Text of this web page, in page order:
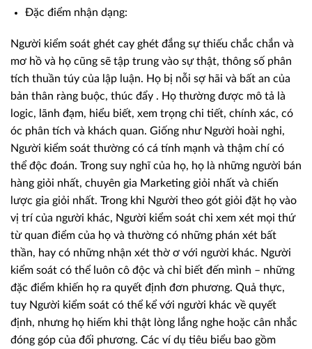
Đặc điểm nhận dạng:
Người kiểm soát ghét cay ghét đắng sự thiếu chắc chắn và
mơ hồ và họ cũng sẽ tập trung vào sự thật, thông số phân
tích thuần túy của lập luận. Họ bị nỗi sợ hãi và bất an của
bản thân ràng buộc, thúc đẩy . Họ thường được mô tả là
logic, lãnh đạm, hiểu biết, xem trọng chi tiết, chính xác, có
óc phân tích và khách quan. Giống như Người hoài nghi,
Người kiểm soát thường có cá tính mạnh và thậm chí có
thể độc đoán. Trong suy nghĩ của họ, họ là những người bán
hàng giỏi nhất, chuyên gia Marketing giỏi nhất và chiến
lược gia giỏi nhất. Trong khi Người theo gót giỏi đặt họ vào
vị trí của người khác, Người kiểm soát chi xem xét mọi thứ
từ quan điểm của họ và thường có những phán xét bất
thần, hay có những nhận xét thờ ơ với người khác. Người
kiểm soát có thể luôn cô độc và chỉ biết đến mình – những
đặc điểm khiến họ ra quyết định đơn phương. Quả thực,
tuy Người kiểm soát có thể kể với người khác về quyết
định, nhưng họ hiếm khi thật lòng lắng nghe hoặc cân nhắc
đóng góp của đối phương. Các ví dụ tiêu biểu bao gồm